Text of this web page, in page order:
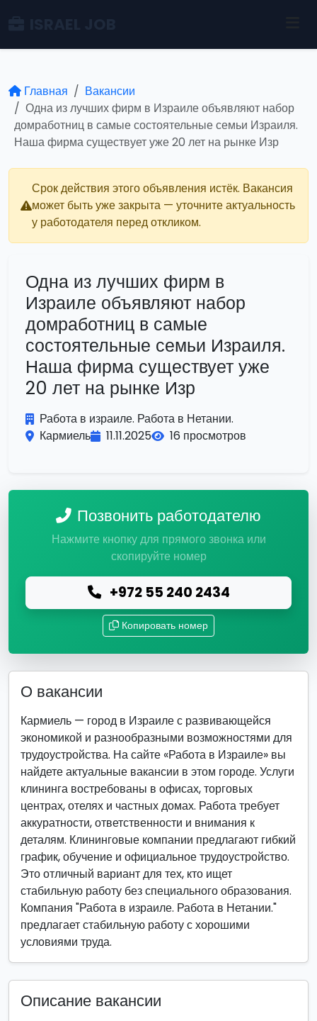
Главная
Вакансии
Одна из лучших фирм в Израиле объявляют набор
домработниц в самые состоятельные семьи Израиля.
Наша фирма существует уже 20 лет на рынке Изр
Срок действия этого объявления истёк. Вакансия
может быть уже закрыта — уточните актуальность
у работодателя перед откликом.
Одна из лучших фирм в
Израиле объявляют набор
домработниц в самые
состоятельные семьи Израиля.
Наша фирма существует уже
20 лет на рынке Изр
Работа в израиле. Работа в Нетании.
Кармиель
11.11.2025 16 просмотров
Позвонить работодателю
Нажмите кнопку для прямого звонка или
скопируйте номер
+972 55 240 2434
Копировать номер
О вакансии
Кармиель — город в Израиле с развивающейся
экономикой и разнообразными возможностями для
трудоустройства. На сайте «Работа в Израиле» вы
найдете актуальные вакансии в этом городе. Услуги
клининга востребованы в офисах, торговых
центрах, отелях и частных домах. Работа требует
аккуратности, ответственности и внимания к
деталям. Клининговые компании предлагают гибкий
график, обучение и официальное трудоустройство.
Это отличный вариант для тех, кто ищет
стабильную работу без специального образования.
Компания "Работа в израиле. Работа в Нетании."
предлагает стабильную работу с хорошими
условиями труда.
Описание вакансии